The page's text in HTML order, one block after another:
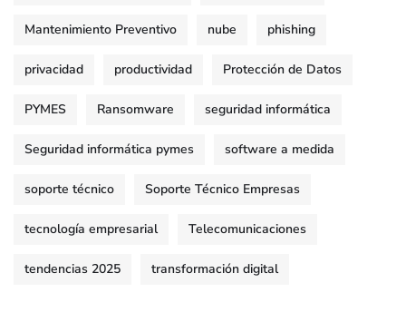
Mantenimiento Preventivo nube phishing
privacidad productividad Protección de Datos
PYMES Ransomware seguridad informática
Seguridad informática pymes software a medida
soporte técnico Soporte Técnico Empresas
tecnología empresarial Telecomunicaciones
tendencias 2025 transformación digital